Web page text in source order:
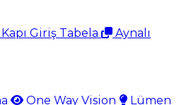
Kapı Giriş Tabela
Aynalı
One Way Vision
Lümen